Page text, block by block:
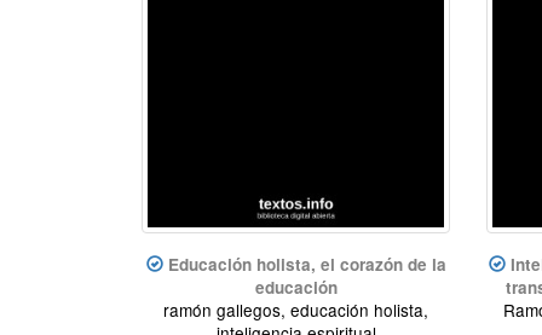
Educación holista, el corazón de la
educación
ramón gallegos, educación holista,